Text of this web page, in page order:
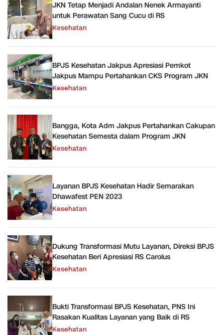
JKN Tetap Menjadi Andalan Nenek Armayanti
untuk Perawatan Sang Cucu di RS
Kesehatan
BPJS Kesehatan Jakpus Apresiasi Pemkot
Jakpus Mampu Pertahankan CKS Program JKN
Kesehatan
Bangga, Kota Adm Jakpus Pertahankan Cakupan
Kesehatan Semesta dalam Program JKN
Kesehatan
Layanan BPJS Kesehatan Hadir Semarakan
Dhawafest PEN 2023
Kesehatan
Dukung Transformasi Mutu Layanan, Direksi BPJS
Kesehatan Beri Apresiasi RS Carolus
Kesehatan
Bukti Transformasi BPJS Kesehatan, PNS Ini
Rasakan Kualitas Layanan yang Baik di RS
Kesehatan